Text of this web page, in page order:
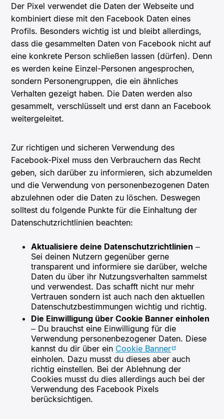
Der Pixel verwendet die Daten der Webseite und
kombiniert diese mit den Facebook Daten eines
Profils. Besonders wichtig ist und bleibt allerdings,
dass die gesammelten Daten von Facebook nicht auf
eine konkrete Person schließen lassen (dürfen). Denn
es werden keine Einzel-Personen angesprochen,
sondern Personengruppen, die ein ähnliches
Verhalten gezeigt haben. Die Daten werden also
gesammelt, verschlüsselt und erst dann an Facebook
weitergeleitet.
Zur richtigen und sicheren Verwendung des
Facebook-Pixel muss den Verbrauchern das Recht
geben, sich darüber zu informieren, sich abzumelden
und die Verwendung von personenbezogenen Daten
abzulehnen oder die Daten zu löschen. Deswegen
solltest du folgende Punkte für die Einhaltung der
Datenschutzrichtlinien beachten:
Aktualisiere deine Datenschutzrichtlinien –
Sei deinen Nutzern gegenüber gerne
transparent und informiere sie darüber, welche
Daten du über ihr Nutzungsverhalten sammelst
und verwendest. Das schafft nicht nur mehr
Vertrauen sondern ist auch nach den aktuellen
Datenschutzbestimmungen wichtig und richtig.
Die Einwilligung über Cookie Banner einholen
– Du brauchst eine Einwilligung für die
Verwendung personenbezogener Daten. Diese
kannst du dir über ein Cookie Banner
einholen. Dazu musst du dieses aber auch
richtig einstellen. Bei der Ablehnung der
Cookies musst du dies allerdings auch bei der
Verwendung des Facebook Pixels
berücksichtigen.